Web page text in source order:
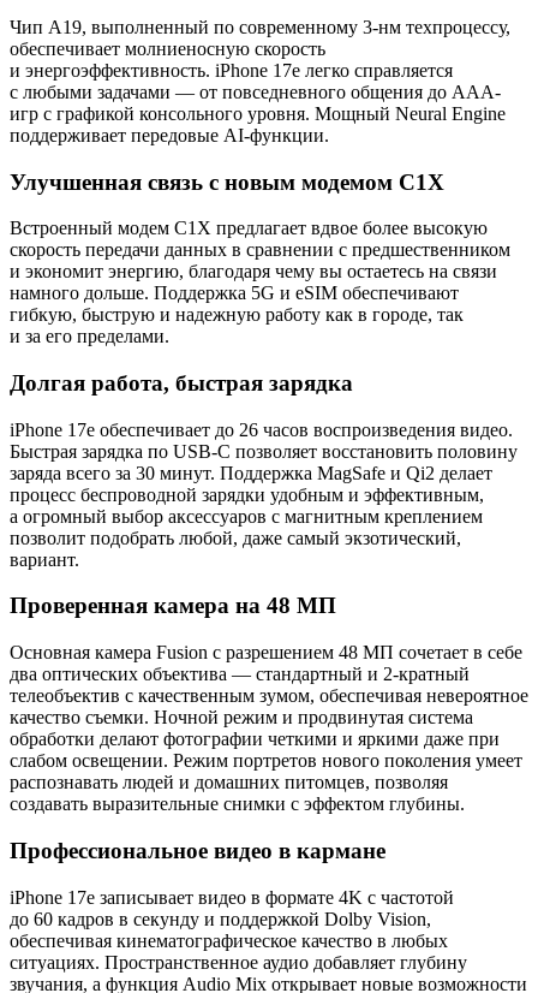
Чип A19, выполненный по современному 3-нм техпроцессу,
обеспечивает молниеносную скорость
и энергоэффективность. iPhone 17e легко справляется
с любыми задачами — от повседневного общения до AAA-
игр с графикой консольного уровня. Мощный Neural Engine
поддерживает передовые AI-функции.
Улучшенная связь с новым модемом C1X
Встроенный модем C1X предлагает вдвое более высокую
скорость передачи данных в сравнении с предшественником
и экономит энергию, благодаря чему вы остаетесь на связи
намного дольше. Поддержка 5G и eSIM обеспечивают
гибкую, быструю и надежную работу как в городе, так
и за его пределами.
Долгая работа, быстрая зарядка
iPhone 17e обеспечивает до 26 часов воспроизведения видео.
Быстрая зарядка по USB-C позволяет восстановить половину
заряда всего за 30 минут. Поддержка MagSafe и Qi2 делает
процесс беспроводной зарядки удобным и эффективным,
а огромный выбор аксессуаров с магнитным креплением
позволит подобрать любой, даже самый экзотический,
вариант.
Проверенная камера на 48 МП
Основная камера Fusion с разрешением 48 МП сочетает в себе
два оптических объектива — стандартный и 2-кратный
телеобъектив с качественным зумом, обеспечивая невероятное
качество съемки. Ночной режим и продвинутая система
обработки делают фотографии четкими и яркими даже при
слабом освещении. Режим портретов нового поколения умеет
распознавать людей и домашних питомцев, позволяя
создавать выразительные снимки с эффектом глубины.
Профессиональное видео в кармане
iPhone 17e записывает видео в формате 4K с частотой
до 60 кадров в секунду и поддержкой Dolby Vision,
обеспечивая кинематографическое качество в любых
ситуациях. Пространственное аудио добавляет глубину
звучания, а функция Audio Mix открывает новые возможности